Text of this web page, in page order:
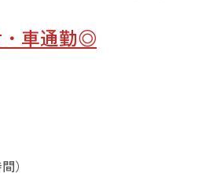
・車通勤◎
）